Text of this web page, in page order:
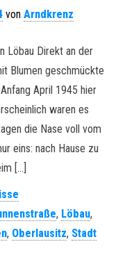
von Arndkrenz
Löbau Direkt an der
Blumen geschmückte
April 1945 hier
waren es
die Nase voll vom
eins: nach Hause zu
[…]
, Löbau,
, Oberlausitz, Stadt